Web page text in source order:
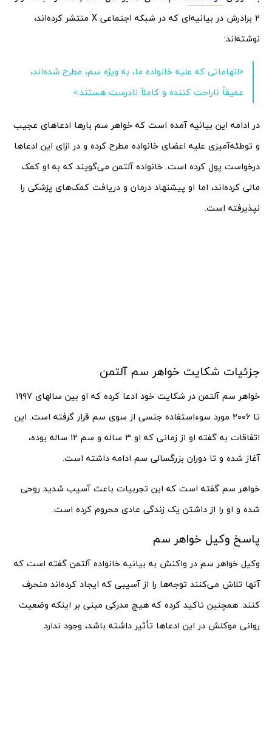
2 برادرش در بیانیه‌ای که در شبکه اجتماعی X منتشر کرده‌اند،
نوشته‌اند:
«اتهاماتی که علیه خانواده ما، به‌ ویژه سم، مطرح شده‌اند،
عمیقاً ناراحت‌ کننده و کاملاً نادرست هستند.»
در ادامه این بیانیه آمده است که خواهر سم بارها ادعاهای عجیب
و توطئه‌آمیزی علیه اعضای خانواده مطرح کرده و در ازای این ادعاها
درخواست پول کرده است. خانواده آلتمن می‌گویند که به او کمک
مالی کرده‌اند، اما او پیشنهاد درمان و دریافت کمک‌های پزشکی را
نپذیرفته است.
جزئیات شکایت خواهر سم آلتمن
خواهر سم آلتمن در شکایت خود ادعا کرده که او بین سالهای ۱۹۹۷
تا ۲۰۰۶ مورد سوءاستفاده جنسی از سوی سم قرار گرفته است. این
اتفاقات به گفته او از زمانی که او 3 ساله و سم ۱۲ ساله بوده،
آغاز شده و تا دوران بزرگسالی سم ادامه داشته است.
خواهر سم گفته است که این تجربیات باعث آسیب شدید روحی
شده و او را از داشتن یک زندگی عادی محروم کرده است.
پاسخ وکیل خواهر سم
وکیل خواهر سم در واکنش به بیانیه خانواده آلتمن گفته است که
آنها تلاش می‌کنند توجه‌ها را از آسیبی که ایجاد کرده‌اند منحرف
کنند. همچنین تاکید کرده که هیچ مدرکی مبنی بر اینکه وضعیت
روانی موکلش در این ادعاها تأثیر داشته باشد، وجود ندارد.